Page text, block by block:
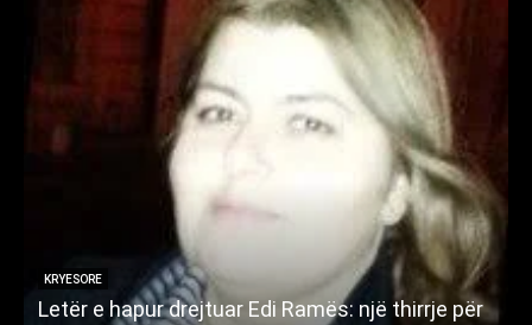
KRYESORE
Letër e hapur drejtuar Edi Ramës: një thirrje për